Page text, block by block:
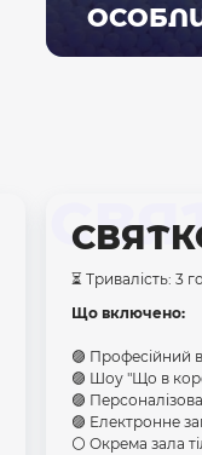
⏳ Тривалість: 3
Що включено:
🟣 Професійний
🟣 Шоу "Що в
🟣
🟣 Електронне
⚪️ Окрема зала